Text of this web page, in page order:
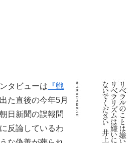
タビューは 『戦
た直後の今年5月
日新聞の誤報問
反論しているわ